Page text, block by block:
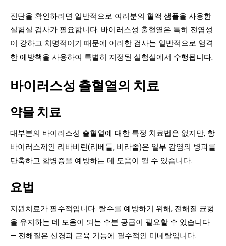
진단을 확인하려면 일반적으로 여러분의 혈액 샘플을 사용한
실험실 검사가 필요합니다. 바이러스성 출혈열은 특히 전염성
이 강하고 치명적이기 때문에 이러한 검사는 일반적으로 엄격
한 예방책을 사용하여 특별히 지정된 실험실에서 수행됩니다.
바이러스성 출혈열의 치료
약물 치료
대부분의 바이러스성 출혈열에 대한 특정 치료법은 없지만, 항
바이러스제인 리바비린(리베톨, 비라졸)은 일부 감염의 병과를
단축하고 합병증을 예방하는 데 도움이 될 수 있습니다.
요법
지원치료가 필수적입니다. 탈수를 예방하기 위해, 전해질 균형
을 유지하는 데 도움이 되는 수분 공급이 필요할 수 있습니다
— 전해질은 신경과 근육 기능에 필수적인 미네랄입니다.